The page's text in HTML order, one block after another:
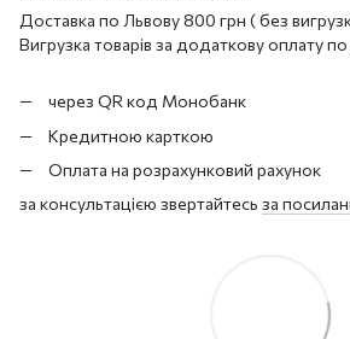
Доставка по Львову 800 грн ( без
Вигрузка товарів за додаткову оплату
через QR код Монобанк
Кредитною карткою
Оплата на розрахунковий рахунок
за консультацією звертайтесь за